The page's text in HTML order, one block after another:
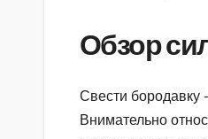
Обзор
Свести бородавку
Внимательно